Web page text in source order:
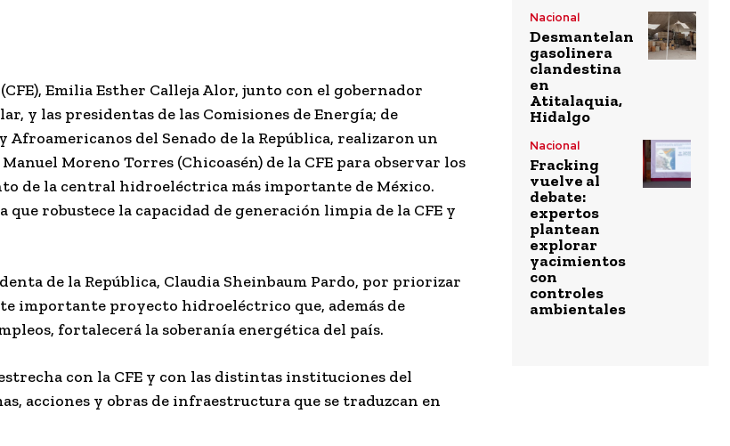
Emilia Esther Calleja Alor, junto con el gobernador
y las presidentas de las Comisiones de Energía; de
Afroamericanos del Senado de la República, realizaron un
Moreno Torres (Chicoasén) de la CFE para observar los
de la central hidroeléctrica más importante de México.
robustece la capacidad de generación limpia de la CFE y
de la República, Claudia Sheinbaum Pardo, por priorizar
importante proyecto hidroeléctrico que, además de
fortalecerá la soberanía energética del país.
con la CFE y con las distintas instituciones del
acciones y obras de infraestructura que se traduzcan en
Nacional
Desmantelan
gasolinera
clandestina
en
Atitalaquia,
Hidalgo
Nacional
Fracking
vuelve al
debate:
expertos
plantean
explorar
yacimientos
con
controles
ambientales